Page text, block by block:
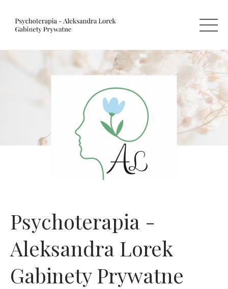
Psychoterapia -
Aleksandra Lorek
Gabinety Prywatne